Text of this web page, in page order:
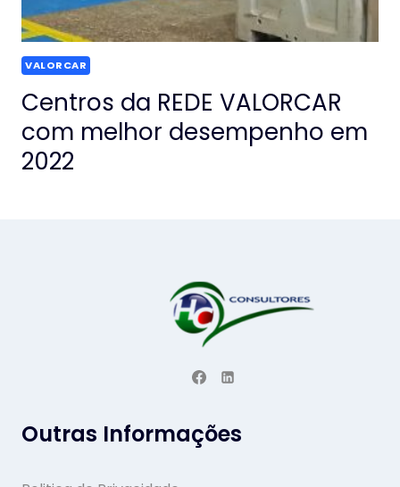
VALORCAR
Centros da REDE VALORCAR
com melhor desempenho em
2022
Outras Informações